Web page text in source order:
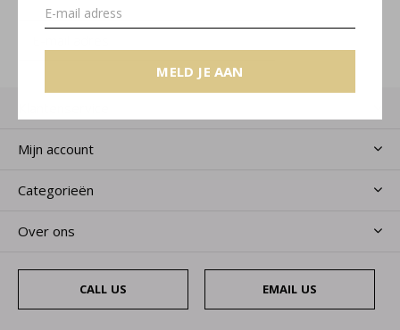
MELD JE AAN
Mijn account
Categorieën
Over ons
CALL US EMAIL US